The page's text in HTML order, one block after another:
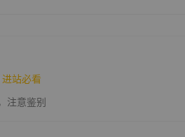
进站必看
注意鉴别